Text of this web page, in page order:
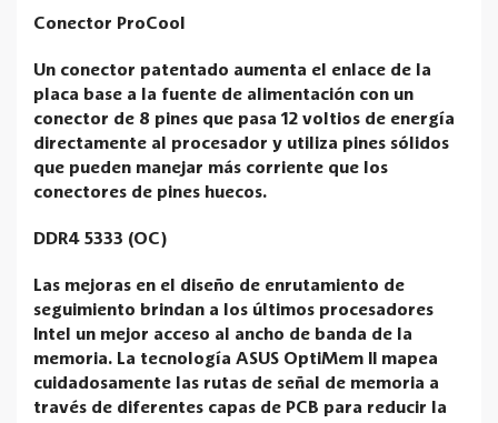
Conector ProCool
Un conector patentado aumenta el enlace de la
placa base a la fuente de alimentación con un
conector de 8 pines que pasa 12 voltios de energía
directamente al procesador y utiliza pines sólidos
que pueden manejar más corriente que los
conectores de pines huecos.
DDR4 5333 (OC)
Las mejoras en el diseño de enrutamiento de
seguimiento brindan a los últimos procesadores
Intel un mejor acceso al ancho de banda de la
memoria. La tecnología ASUS OptiMem II mapea
cuidadosamente las rutas de señal de memoria a
través de diferentes capas de PCB para reducir la